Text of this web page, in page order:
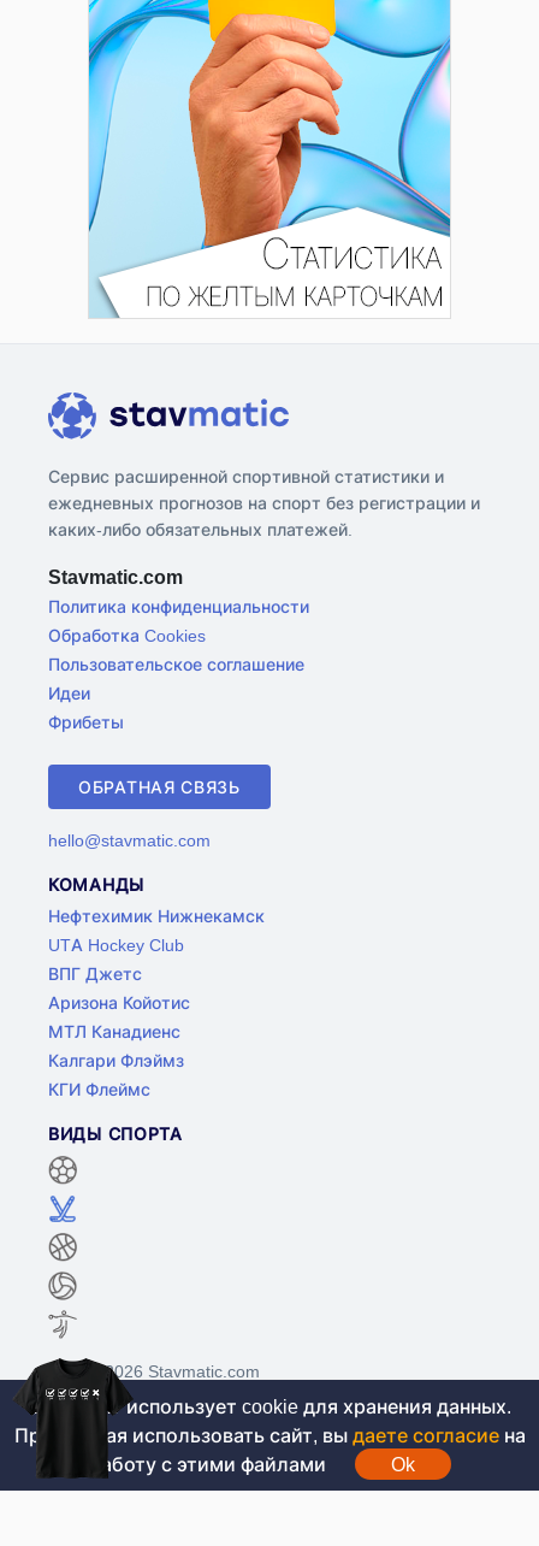
Сервис расширенной спортивной статистики и
ежедневных прогнозов на спорт без регистрации и
каких-либо обязательных платежей.
Stavmatic.com
Политика конфиденциальности
Обработка Cookies
Пользовательское соглашение
Идеи
Фрибеты
ОБРАТНАЯ СВЯЗЬ
hello@stavmatic.com
КОМАНДЫ
Нефтехимик Нижнекамск
UTA Hockey Club
ВПГ Джетс
Аризона Койотис
МТЛ Канадиенс
Калгари Флэймз
КГИ Флеймс
ВИДЫ СПОРТА
©2017-2026 Stavmatic.com
Для лиц старше 18 лет. На сайте не
проводятся игры на денежные средства, вся
Этот сайт использует cookie для хранения данных.
Продолжая использовать сайт, вы даете согласие на
работу с этими файлами
Ok